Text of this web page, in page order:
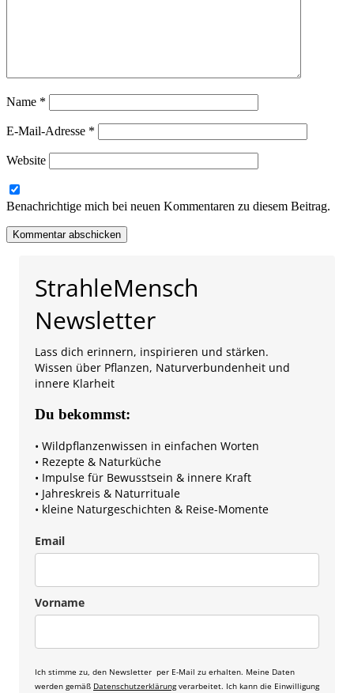
Name *
E-Mail-Adresse *
Website
Benachrichtige mich bei neuen Kommentaren zu diesem Beitrag.
StrahleMensch
Newsletter
Lass dich erinnern, inspirieren und stärken.
Wissen über Pflanzen, Naturverbundenheit und
innere Klarheit
Du bekommst:
• Wildpflanzenwissen in einfachen Worten
• Rezepte & Naturküche
• Impulse für Bewusstsein & innere Kraft
• Jahreskreis & Naturrituale
• kleine Naturgeschichten & Reise-Momente
Email
Vorname
Ich stimme zu, den Newsletter per E-Mail zu erhalten. Meine Daten
werden gemäß Datenschutzerklärungverarbeitet. Ich kann die Einwilligung